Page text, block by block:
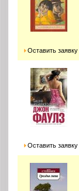
Оставить заявку
Оставить заявку